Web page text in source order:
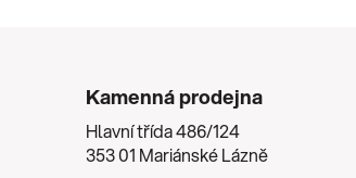
Kamenná prodejna
Hlavní třída 486/124
353 01 Mariánské Lázně